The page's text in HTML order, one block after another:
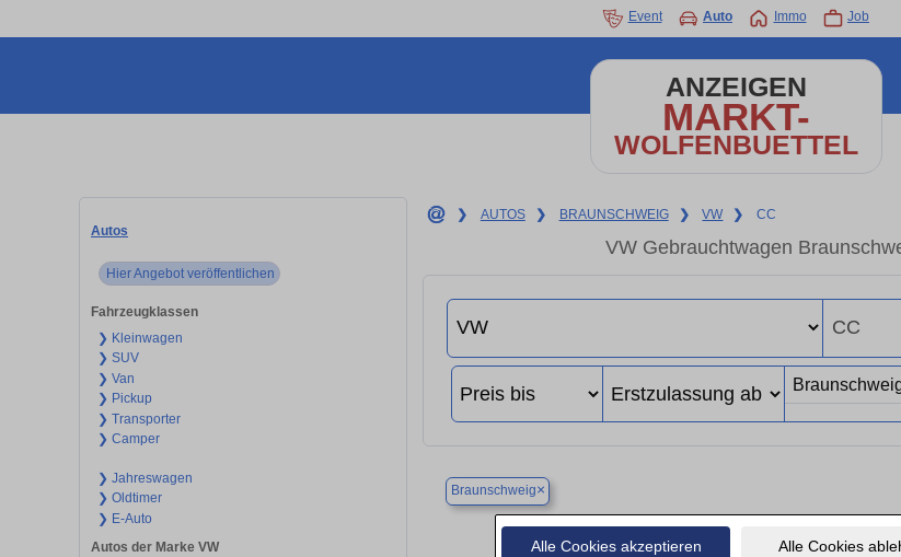
Alle Cookies akzeptieren Alle Cookies
Event Auto Immo Job
ANZEIGEN
MARKT-
WOLFENBUETTEL
Autos
Hier Angebot veröffentlichen
Fahrzeugklassen
❯ Kleinwagen
❯ SUV
❯ Van
❯ Pickup
❯ Transporter
❯ Camper
❯ Jahreswagen
❯ Oldtimer
❯ E-Auto
Autos der Marke VW
❯ AUTOS ❯ BRAUNSCHWEIG ❯ VW ❯ CC
VW Gebrauchtwagen
Braunschweig×
Finden Sie in Braunschweig